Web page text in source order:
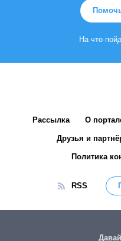
На что
Рассылка О
Друзья и
Политика
RSS